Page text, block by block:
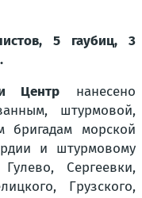
5 гаубиц, 3
Центр нанесено
штурмовой,
бригадам морской
и штурмовому
Сергеевки,
Грузского,